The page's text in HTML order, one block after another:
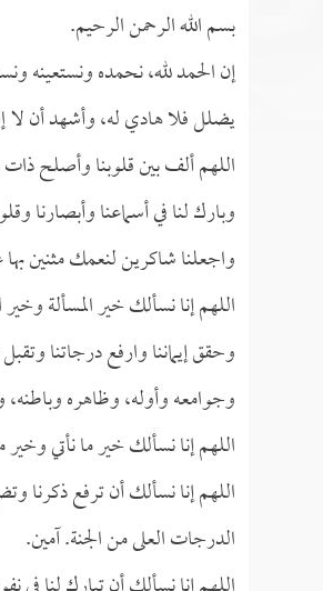
بسم الله الرحمن الرحيم.
إن الحمد لله، نحمده ونستعينه
يضلل فلا هادي له، وأشهد أن لا
اللهم ألف بين قلوبنا وأصلح ذات
وبارك لنا في أسماعنا وأبصارنا
واجعلنا شاكرين لنعمك مثنين بها
اللهم إنا نسألك خير المسألة
وحقق إيماننا وارفع درجاتنا
وجوامعه وأوله، وظاهره
اللهم إنا نسألك خير ما نأتي
اللهم إنا نسألك أن ترفع ذكرنا
الدرجات العلى من الجنة. آمين.